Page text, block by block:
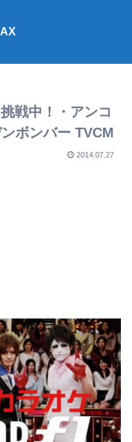
戦中！・アンコ
ボンバー TVCM
2014.07.27